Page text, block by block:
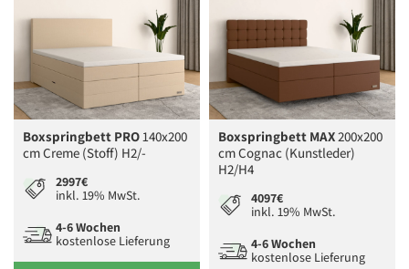
Boxspringbett PRO140x200
cm Creme (Stoff) H2/-
2997€
inkl. 19% MwSt.
4-6 Wochen
kostenlose Lieferung
Boxspringbett MAX200x200
cm Cognac (Kunstleder)
H2/H4
4097€
inkl. 19% MwSt.
4-6 Wochen
kostenlose Lieferung